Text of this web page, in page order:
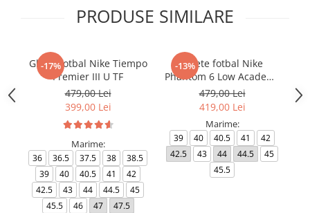
PRODUSE SIMILARE
-17%
Ghete fotbal Nike Tiempo
Premier III U TF
479,00 Lei
399,00 Lei
Marime:
36 36.5 37.5 38
38.5
39
40 40.5 41
42
42.5
43 44 44.5
45
45.5
46 47 47.5
-13%
Ghete fotbal Nike
Phantom 6 Low Academy
TF NU3
479,00 Lei
419,00 Lei
Marime:
39 40 40.5 41
42
42.5
43 44 44.5
45
45.5